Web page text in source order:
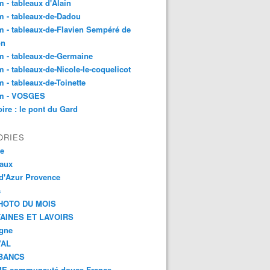
- tableaux d'Alain
- tableaux-de-Dadou
- tableaux-de-Flavien Sempéré de
- tableaux-de-Germaine
- tableaux-de-Nicole-le-coquelicot
- tableaux-de-Toinette
- VOSGES
: le pont du Gard
Provence
DU MOIS
ET LAVOIRS